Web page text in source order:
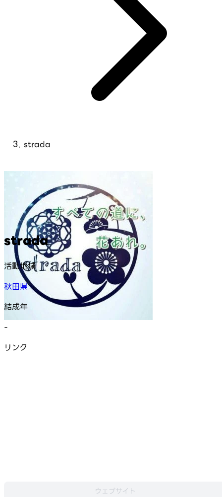
strada
strada
活動地域
秋田県
結成年
-
リンク
ウェブサイト